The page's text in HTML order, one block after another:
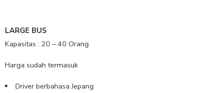
LARGE BUS
Kapasitas : 20 – 40 Orang
Harga sudah termasuk
Driver berbahasa Jepang